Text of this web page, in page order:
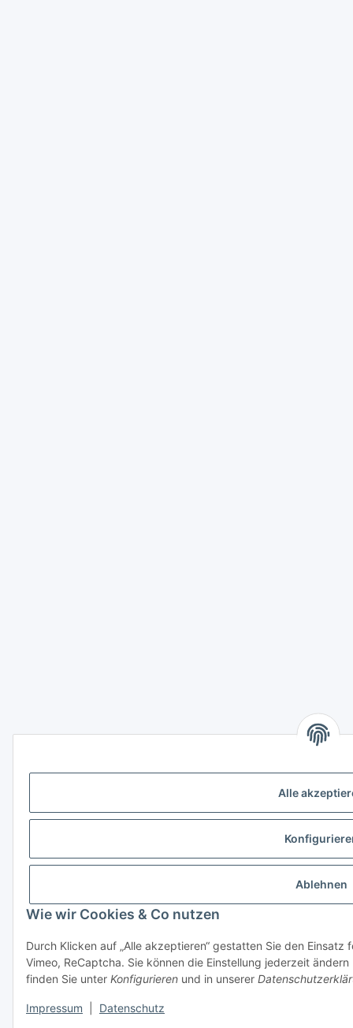
Alle
Ablehnen
Wie wir Cookies & Co nutzen
Durch Klicken auf „Alle akzeptieren“ gestatten Sie den
Vimeo, ReCaptcha. Sie können die Einstellung jederzeit
finden Sie unter Konfigurieren und in unserer
Impressum Datenschutz